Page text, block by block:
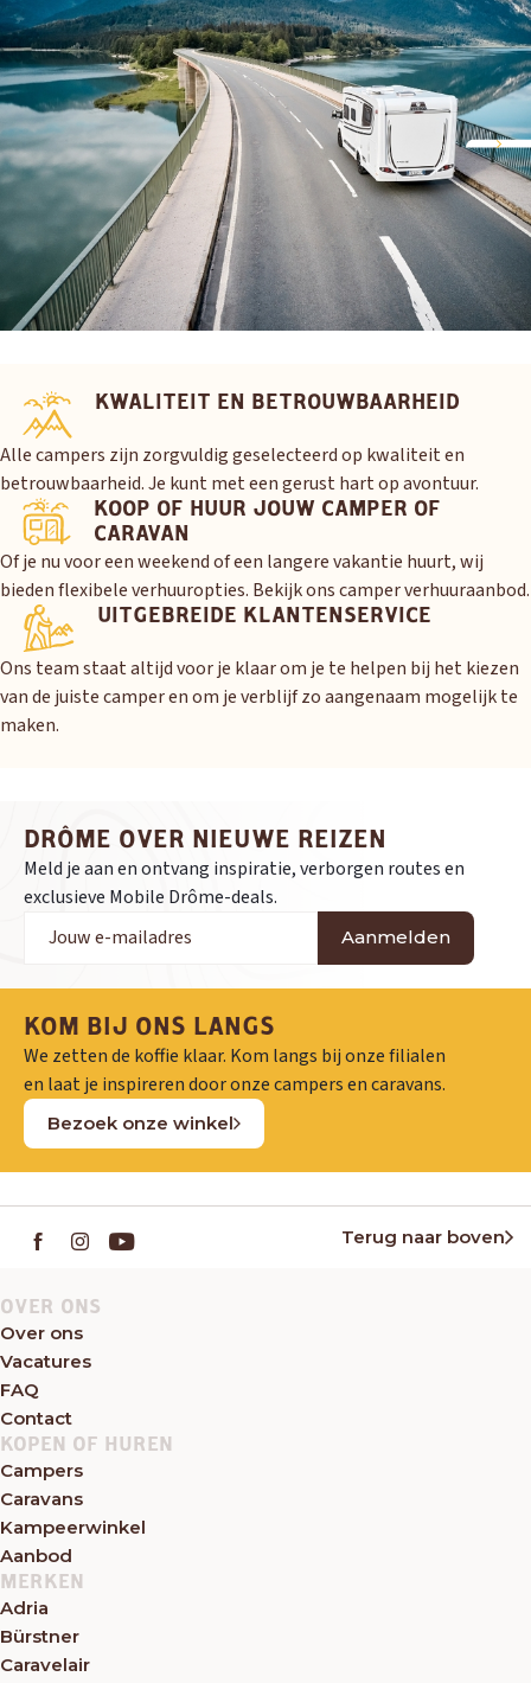
KWALITEIT EN BETROUWBAARHEID
Alle campers zijn zorgvuldig geselecteerd op kwaliteit en
betrouwbaarheid. Je kunt met een gerust hart op avontuur.
KOOP OF HUUR JOUW CAMPER OF
CARAVAN
Of je nu voor een weekend of een langere vakantie huurt, wij
bieden flexibele verhuuropties. Bekijk ons camper verhuuraanbod.
UITGEBREIDE KLANTENSERVICE
Ons team staat altijd voor je klaar om je te helpen bij het kiezen
van de juiste camper en om je verblijf zo aangenaam mogelijk te
maken.
DRÔME OVER NIEUWE REIZEN
Meld je aan en ontvang inspiratie, verborgen routes en
exclusieve Mobile Drôme-deals.
Aanmelden
KOM BIJ ONS LANGS
We zetten de koffie klaar. Kom langs bij onze filialen
en laat je inspireren door onze campers en caravans.
Bezoek onze winkel
Terug naar boven
OVER ONS
Over ons
Vacatures
FAQ
Contact
KOPEN OF HUREN
Campers
Caravans
Kampeerwinkel
Aanbod
MERKEN
Adria
Bürstner
Caravelair